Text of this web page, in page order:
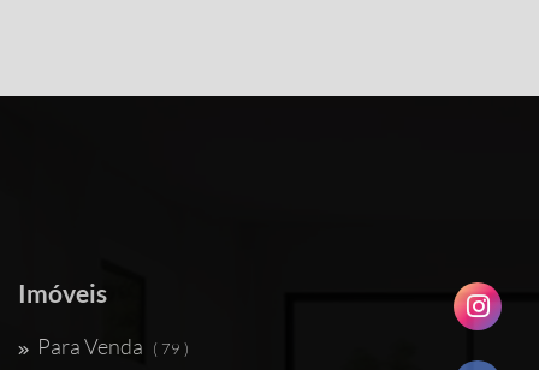
Imóveis
Para Venda ( 79 )